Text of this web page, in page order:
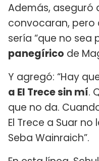
Además, aseguró
convocaran, pero
sería “que no sea
panegírico de
Y agregó: “Hay
a El Trece sin mí.
que no da.
El Trece a Suar
Seba Wainraich”.